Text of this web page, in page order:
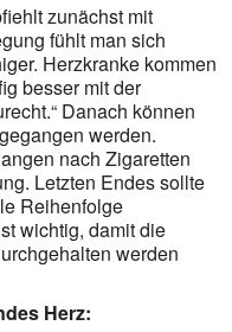
zunächst mit
fühlt man sich
Herzkranke kommen
besser mit der
Danach können
werden.
nach Zigaretten
Letzten Endes sollte
Reihenfolge
wichtig, damit die
werden
Herz: